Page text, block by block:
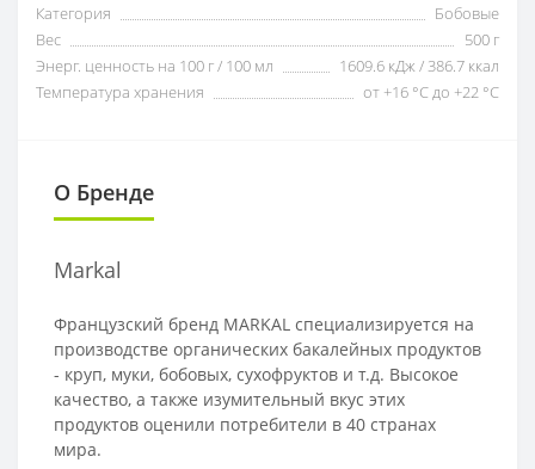
Категория
Бобовые
Вес
500 г
Энерг. ценность на 100 г / 100 мл
1609.6 кДж / 386.7 ккал
Температура хранения
от +16 °C до +22 °C
О Бренде
Markal
Французский бренд MARKAL специализируется на
производстве органических бакалейных продуктов
- круп, муки, бобовых, сухофруктов и т.д. Высокое
качество, а также изумительный вкус этих
продуктов оценили потребители в 40 странах
мира.